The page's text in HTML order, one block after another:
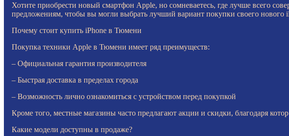
Хотите приобрести новый смартфон Apple, но сомневаетесь, где лучше всего
предложениям, чтобы вы могли выбрать лучший вариант покупки своего нового
Почему стоит купить iPhone в Тюмени
Покупка техники Apple в Тюмени имеет ряд преимуществ:
– Официальная гарантия производителя
– Быстрая доставка в пределах города
– Возможность лично ознакомиться с устройством перед покупкой
Кроме того, местные магазины часто предлагают акции и скидки, благодаря котор
Какие модели доступны в продаже?